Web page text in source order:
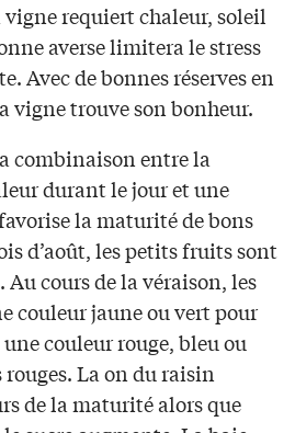
requiert chaleur, soleil
averse limitera le stress
Avec de bonnes réserves en
vigne trouve son bonheur.
combinaison entre la
durant le jour et une
la maturité de bons
d’août, les petits fruits sont
Au cours de la véraison, les
couleur jaune ou vert pour
couleur rouge, bleu ou
La on du raisin
de la maturité alors que